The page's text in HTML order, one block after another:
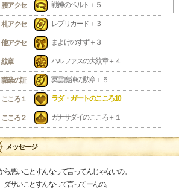
腰アクセ 戦神のベルト＋５
札アクセ レプリカード＋３
他アクセ まよけのすず＋３
紋章 ハルファスの大紋章＋４
職業の証 冥雲魔神の勲章＋５
こころ１ ラダ・ガートのこころ10
こころ２ ガナサダイのこころ＋１
メッセージ
ら悪いことすんなって言ってんじゃないの。
いことすんなって言ってーんの。